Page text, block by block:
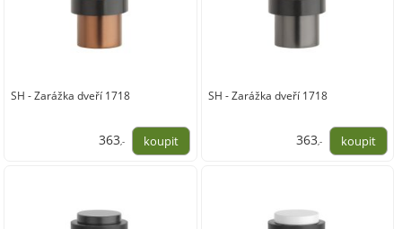
SH - Zarážka dveří 1718
363,-
SH - Zarážka dveří 1718
363,-